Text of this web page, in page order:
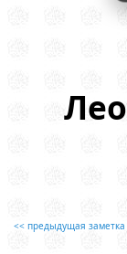
<< предыдущая заметка